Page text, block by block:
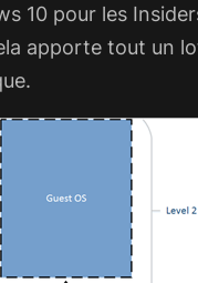
10 pour les
apporte tout un